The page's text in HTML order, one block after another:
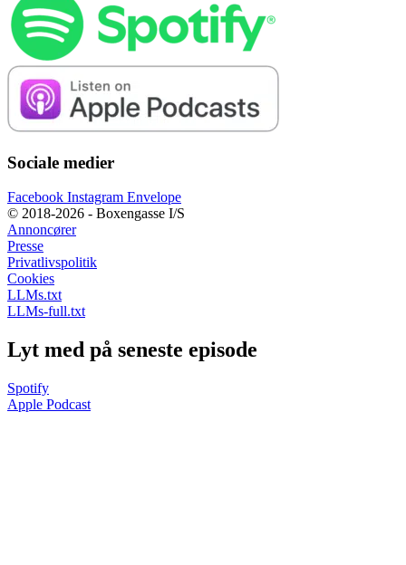
Sociale medier
Facebook Instagram Envelope
© 2018-2026 - Boxengasse I/S
Annoncører
Presse
Privatlivspolitik
Cookies
LLMs.txt
LLMs-full.txt
Lyt med på seneste episode
Spotify
Apple Podcast